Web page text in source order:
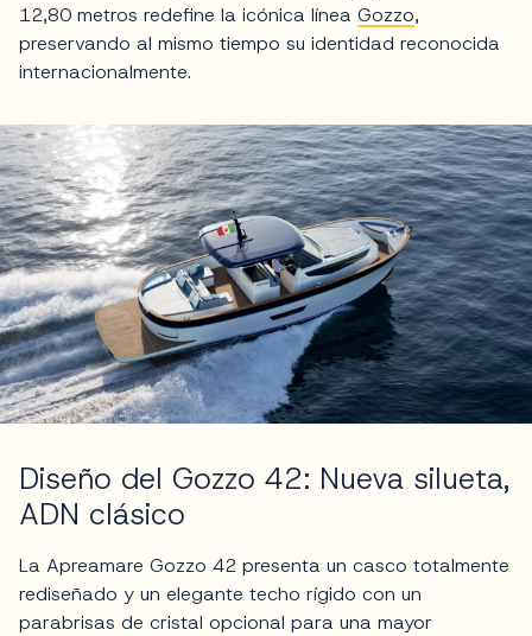
12,80 metros redefine la icónica línea Gozzo,
preservando al mismo tiempo su identidad reconocida
internacionalmente.
Diseño del Gozzo 42: Nueva silueta,
ADN clásico
La Apreamare Gozzo 42 presenta un casco totalmente
rediseñado y un elegante techo rígido con un
parabrisas de cristal opcional para una mayor